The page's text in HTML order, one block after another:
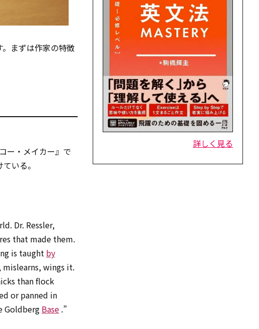
まずは作家の特徴
ー・メイカー』で
いる。
Dr. Ressler,
that made them.
is taught by
wings it.
than flock
or panned in
Goldberg Base .”
詳しく見る